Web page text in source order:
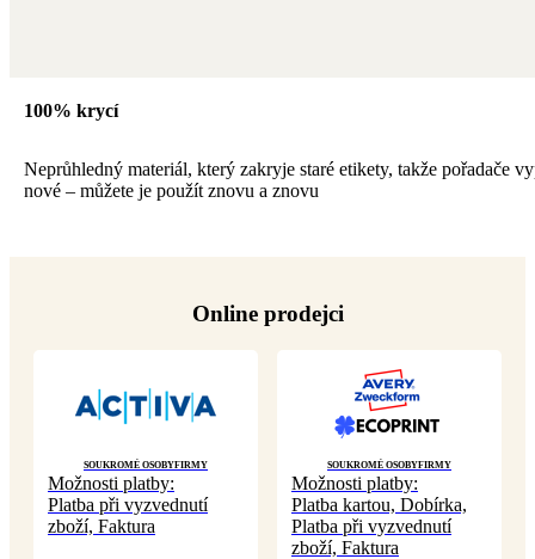
100% krycí
Neprůhledný materiál, který zakryje staré etikety, takže pořadače
nové – můžete je použít znovu a znovu
Online prodejci
Soukromé osobyFirmy
Možnosti platby:
Platba při vyzvednutí
zboží, Faktura
Soukromé osobyFirmy
Možnosti platby:
Platba kartou, Dobírka,
Platba při vyzvednutí
zboží, Faktura